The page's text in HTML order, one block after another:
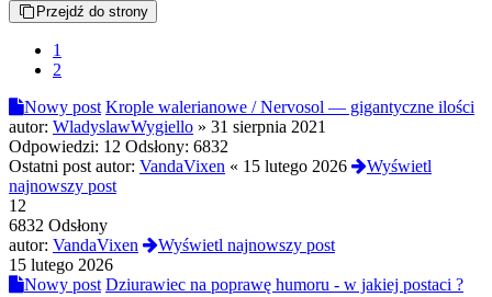
Przejdź do strony
1
2
Nowy post Krople walerianowe / Nervosol — gigantyczne ilości
autor: WladyslawWygiello » 31 sierpnia 2021
Odpowiedzi: 12 Odsłony: 6832
Ostatni post autor: VandaVixen « 15 lutego 2026
Wyświetl
najnowszy post
12
6832 Odsłony
autor: VandaVixen
Wyświetl najnowszy post
15 lutego 2026
Nowy post Dziurawiec na poprawę humoru - w jakiej postaci ?